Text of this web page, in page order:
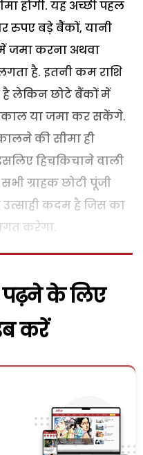
होगी. यह अच्छी पहल
रुपए बड़े बैंकों, यानी
जमा करना अथवा
है. इतनी कम राशि
है लेकिन छोटे बैंकों में
या जमा कर सकेंगे.
की सीमा ही
हिचकिचाने वाली
ग्राहक छोटी पूंजी
कदम है जिस का
करेगा.
के लिए
करें